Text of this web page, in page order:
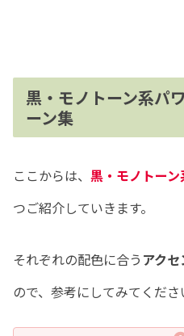
黒・モノトーン系パ
ーン集
ここからは、 黒・モノトーン
つご紹介していきます。
それぞれの配色に合う アク
ので、参考にしてみてくださ